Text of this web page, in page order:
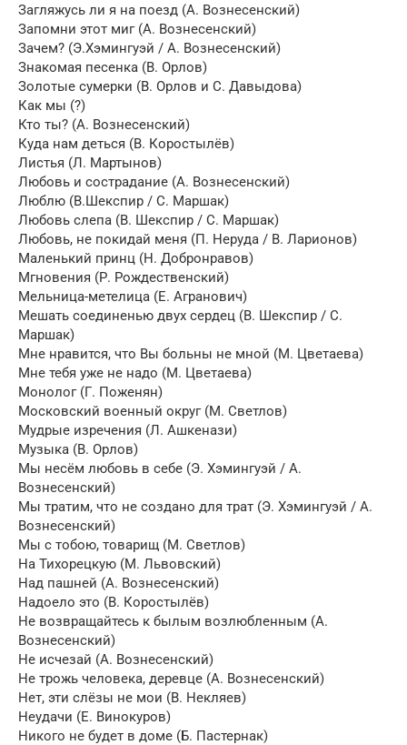
Загляжусь ли я на поезд (А. Вознесенский)
Запомни этот миг (А. Вознесенский)
Зачем? (Э.Хэмингуэй / А. Вознесенский)
Знакомая песенка (В. Орлов)
Золотые сумерки (В. Орлов и С. Давыдова)
Как мы (?)
Кто ты? (А. Вознесенский)
Куда нам деться (В. Коростылёв)
Листья (Л. Мартынов)
Любовь и сострадание (А. Вознесенский)
Люблю (В.Шекспир / С. Маршак)
Любовь слепа (В. Шекспир / С. Маршак)
Любовь, не покидай меня (П. Неруда / В. Ларионов)
Маленький принц (Н. Добронравов)
Мгновения (Р. Рождественский)
Мельница-метелица (Е. Агранович)
Мешать соединенью двух сердец (В. Шекспир / С.
Маршак)
Мне нравится, что Вы больны не мной (М. Цветаева)
Мне тебя уже не надо (М. Цветаева)
Монолог (Г. Поженян)
Московский военный округ (М. Светлов)
Мудрые изречения (Л. Ашкенази)
Музыка (В. Орлов)
Мы несём любовь в себе (Э. Хэмингуэй / А.
Вознесенский)
Мы тратим, что не создано для трат (Э. Хэмингуэй / А.
Вознесенский)
Мы с тобою, товарищ (М. Светлов)
На Тихорецкую (М. Львовский)
Над пашней (А. Вознесенский)
Надоело это (В. Коростылёв)
Не возвращайтесь к былым возлюбленным (А.
Вознесенский)
Не исчезай (А. Вознесенский)
Не трожь человека, деревце (А. Вознесенский)
Нет, эти слёзы не мои (В. Некляев)
Неудачи (Е. Винокуров)
Никого не будет в доме (Б. Пастернак)